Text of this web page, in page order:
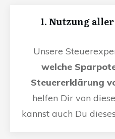
1. Nutzung
Unsere
welche
Steuererklärung
helfen Dir von
kannst auch Du